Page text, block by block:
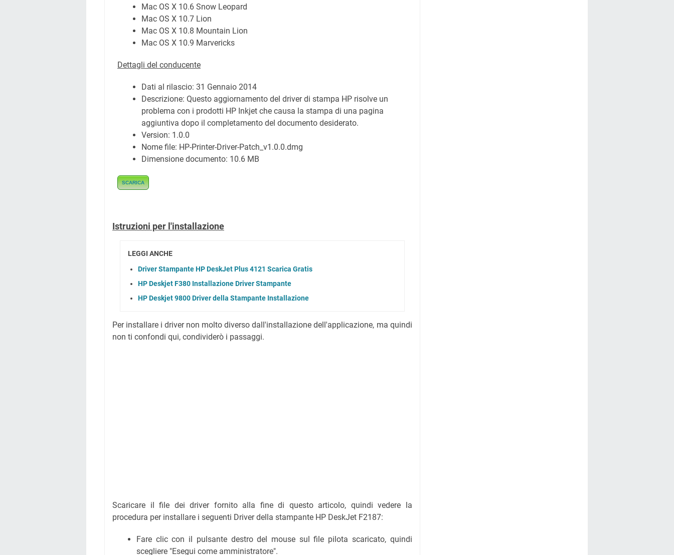
Mac OS X 10.6 Snow Leopard
Mac OS X 10.7 Lion
Mac OS X 10.8 Mountain Lion
Mac OS X 10.9 Marvericks
Dettagli del conducente
Dati al rilascio: 31 Gennaio 2014
Descrizione: Questo aggiornamento del driver di stampa HP risolve un
problema con i prodotti HP Inkjet che causa la stampa di una pagina
aggiuntiva dopo il completamento del documento desiderato.
Version: 1.0.0
Nome file: HP-Printer-Driver-Patch_v1.0.0.dmg
Dimensione documento: 10.6 MB
SCARICA
Istruzioni per l'installazione
LEGGI ANCHE
Driver Stampante HP DeskJet Plus 4121 Scarica Gratis
HP Deskjet F380 Installazione Driver Stampante
HP Deskjet 9800 Driver della Stampante Installazione
Per installare i driver non molto diverso dall'installazione dell'applicazione, ma quindi
non ti confondi qui, condividerò i passaggi.
Scaricare il file dei driver fornito alla fine di questo articolo, quindi vedere la
procedura per installare i seguenti Driver della stampante HP DeskJet F2187:
Fare clic con il pulsante destro del mouse sul file pilota scaricato, quindi
scegliere "Esegui come amministratore".